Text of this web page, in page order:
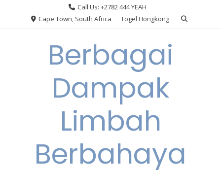
Call Us: +2782 444 YEAH
Cape Town, South Africa
Togel Hongkong
Berbagai
Dampak
Limbah
Berbahaya